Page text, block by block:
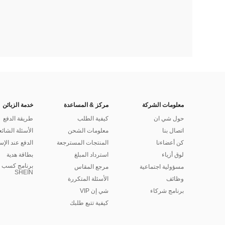
معلومات الشركة
حول شي ان
اتصال بنا
كن أعضاءنا
لوق أزياء
مسؤولية اجتماعية
وظائف
برنامج شركاء
مركز & المساعدة
كيفية الطلب
معلومات الشحن
المنتجات المسترجعة
استرداد المبلغ
مرجع المقاس
الأسئلة المتكررة
شي إن VIP
كيفية تتبع طلبك
خدمة الزبائن
طريقة الدفع
الأسئلة
الدفع عند
بطاقة هدية
برنامج كسب
SHEIN